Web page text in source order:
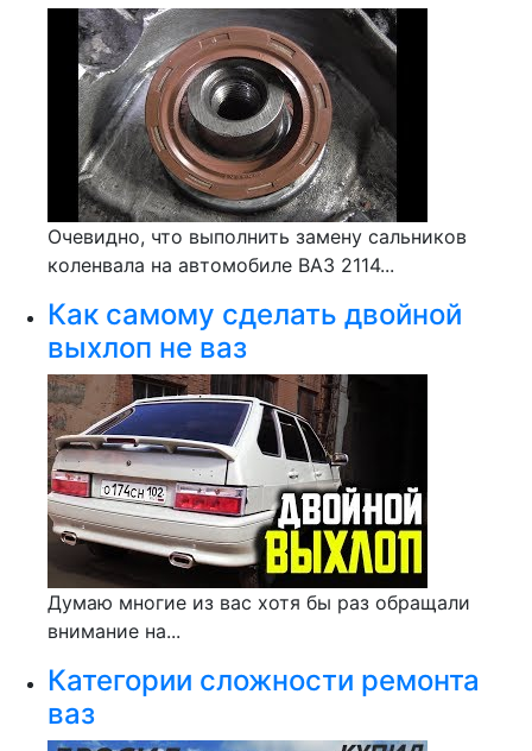
Очевидно, что выполнить замену сальников
коленвала на автомобиле ВАЗ 2114...
Как самому сделать двойной
выхлоп не ваз
Думаю многие из вас хотя бы раз обращали
внимание на...
Категории сложности ремонта
ваз